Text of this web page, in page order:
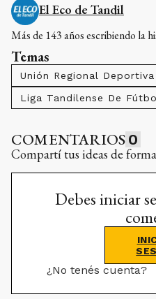
El Eco de Tandil
Más de 143 años escribiendo la
Temas
Unión Regional Deportiva
Liga Tandilense De
COMENTARIOS 0
Compartí tus ideas de
Debes iniciar
¿No tenés cuenta?